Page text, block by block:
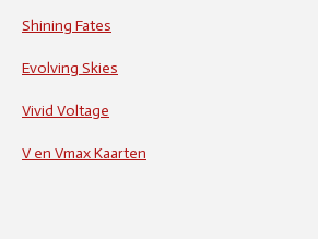
Shining Fates
Evolving Skies
Vivid Voltage
V en Vmax Kaarten